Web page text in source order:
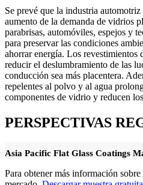
Se prevé que la industria
aumento de la demanda de vidrios
parabrisas, automóviles, espejos y
para preservar las condiciones
ahorrar energía. Los revestimientos
reducir el deslumbramiento de las
conducción sea más placentera.
repelentes al polvo y al agua
componentes de vidrio y reducen
PERSPECTIVAS
Asia Pacific Flat Glass Coatings
Para obtener más información